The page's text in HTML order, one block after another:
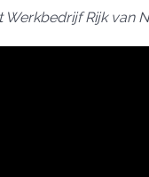
Rijk van